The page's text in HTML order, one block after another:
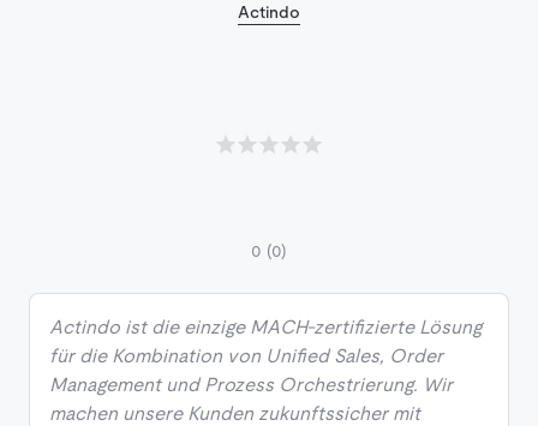
Actindo
0 (0)
Actindo ist die einzige MACH-zertifizierte Lösung
für die Kombination von Unified Sales, Order
Management und Prozess Orchestrierung. Wir
machen unsere Kunden zukunftssicher mit